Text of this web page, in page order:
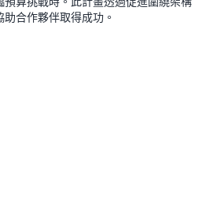
合作夥伴取得成功。